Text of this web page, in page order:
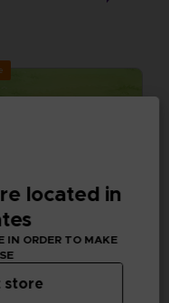
located in
IN ORDER TO MAKE
store